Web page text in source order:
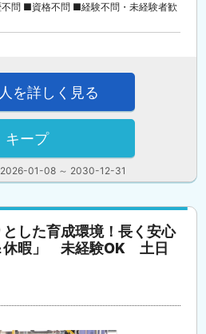
問 ■資格不問 ■経験不問・未経験者歓
2026-01-08 ～ 2030-12-31
を詳しく見る
キープ
した育成環境！長く安心
休暇」 未経験OK 土日